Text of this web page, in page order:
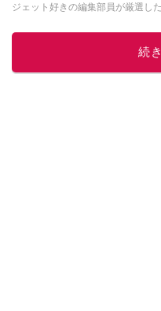
ジェット好きの編集部員が厳選し
続